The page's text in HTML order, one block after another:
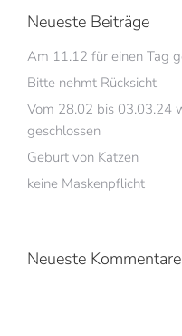
Neueste Beiträge
Am 11.12 für einen Tag
Bitte nehmt Rücksicht
Vom 28.02 bis 03.03.24
geschlossen
Geburt von Katzen
keine Maskenpflicht
Neueste Kommentare